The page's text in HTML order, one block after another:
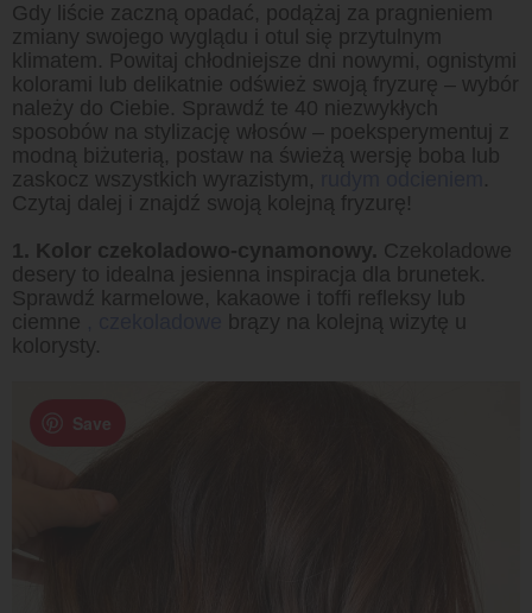
Gdy liście zaczną opadać, podążaj za pragnieniem
zmiany swojego wyglądu i otul się przytulnym
klimatem. Powitaj chłodniejsze dni nowymi, ognistymi
kolorami lub delikatnie odśwież swoją fryzurę – wybór
należy do Ciebie. Sprawdź te 40 niezwykłych
sposobów na stylizację włosów – poeksperymentuj z
modną biżuterią, postaw na świeżą wersję boba lub
zaskocz wszystkich wyrazistym,
.
Czytaj dalej i znajdź swoją kolejną fryzurę!
1. Kolor czekoladowo-cynamonowy. Czekoladowe
desery to idealna jesienna inspiracja dla brunetek.
Sprawdź karmelowe, kakaowe i toffi refleksy lub
ciemne
brązy na kolejną wizytę u
kolorysty.
Save